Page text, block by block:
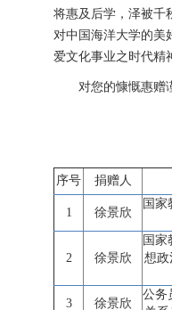
将惠及后学，泽被千
对中国海洋大学的美
爱文化事业之时代精
对您的慷慨惠赠
序号 捐赠人
1 徐景欣
国
2 徐景欣
国家
想政
3 徐景欣
公务